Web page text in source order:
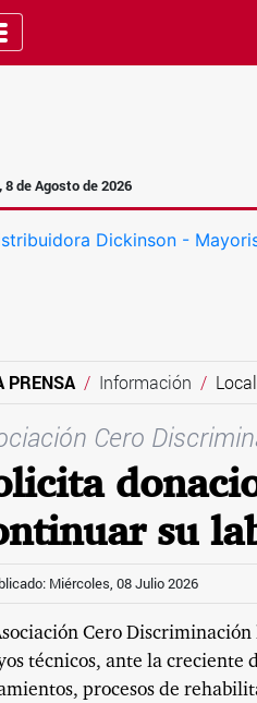
8 de Agosto de 2026
PRENSA Información
Cero
su
Miércoles, 08 Julio 2026
Cero
técnicos, ante la creciente
procesos de